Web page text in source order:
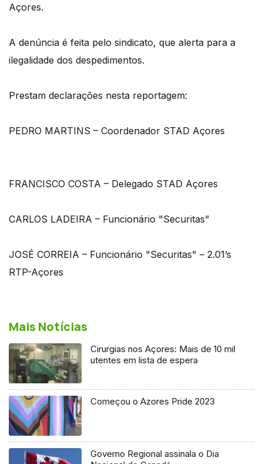
Açores.
A denúncia é feita pelo sindicato, que alerta para a
ilegalidade dos despedimentos.
Prestam declarações nesta reportagem:
PEDRO MARTINS – Coordenador STAD Açores
FRANCISCO COSTA – Delegado STAD Açores
CARLOS LADEIRA – Funcionário "Securitas"
JOSÉ CORREIA – Funcionário "Securitas" – 2.01’s
RTP-Açores
Mais Notícias
Cirurgias nos Açores: Mais de 10 mil
utentes em lista de espera
Começou o Azores Pride 2023
Governo Regional assinala o Dia